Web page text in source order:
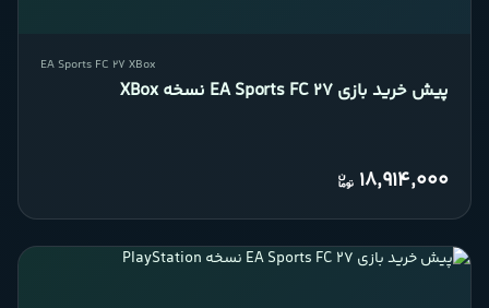
EA Sports FC 27 XBox
پیش خرید بازی EA Sports FC 27 نسخه XBox
18,914,000